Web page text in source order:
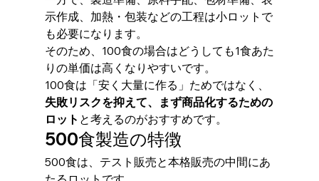
示作成、加熱・包装などの工程は小ロットで
も必要になります。
そのため、100食の場合はどうしても1食あた
りの単価は高くなりやすいです。
100食は「安く大量に作る」ためではなく、
失敗リスクを抑えて、まず商品化するための
ロット と考えるのがおすすめです。
500食製造の特徴
500食は、テスト販売と本格販売の中間にあ